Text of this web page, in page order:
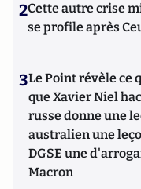
2Cette autre crise
se profile après
3Le Point révèle ce
que Xavier Niel
russe donne une
australien une
DGSE une
Macron